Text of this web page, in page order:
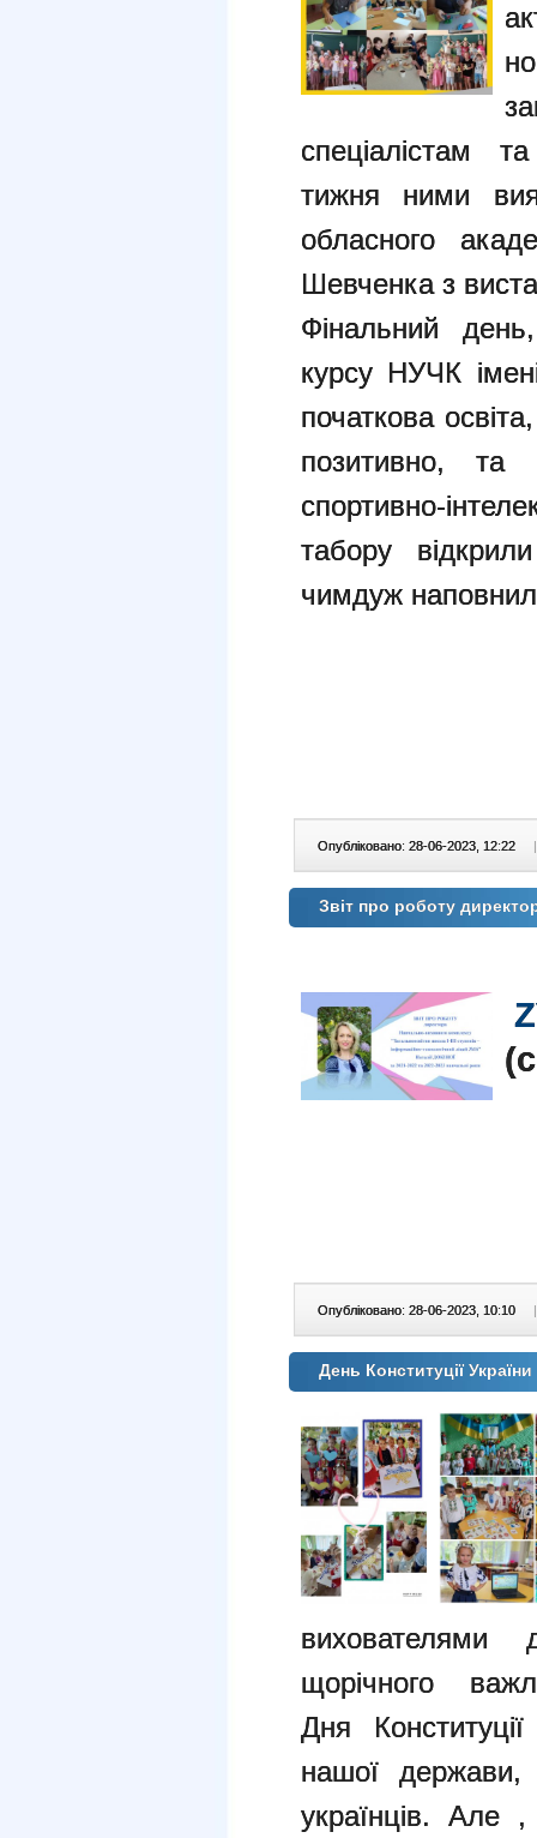
спеціалістам
тижня ними
обласного
Шевченка з
Фінальний
курсу НУЧК
початкова
позитивно,
спортивно-
табору
чимдуж
Опубліковано: 28-06-2023, 12:22 |
Звіт про роботу
Опубліковано: 28-06-2023, 10:10 |
День Конституції
вихователями
щорічного
Дня
нашої держави,
українців. Але ,